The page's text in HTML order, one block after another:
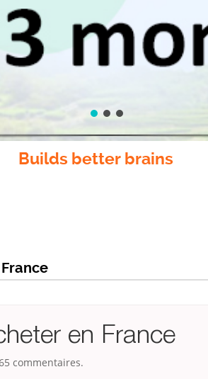
Builds better brains
en France
commentaires.